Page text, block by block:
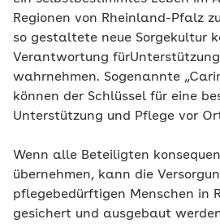
Regionen von Rheinland-Pfalz
so gestaltete neue Sorgekultur
Verantwortung
wahrnehmen. Sogenannte
können der Schlüssel für eine
Unterstützung und Pflege vor
Wenn alle Beteiligten
übernehmen, kann die
pflegebedürftigen Menschen in
gesichert und ausgebaut